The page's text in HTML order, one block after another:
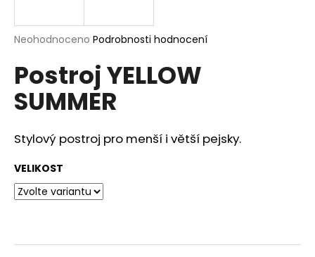
Průměrné
produktu
je
0,0
z
hvězdiček.
Neohodnoceno Podrobnosti hodnocení
Postroj YELLOW
SUMMER
Stylový postroj pro menší i větší pejsky.
VELIKOST
j
t
?
o